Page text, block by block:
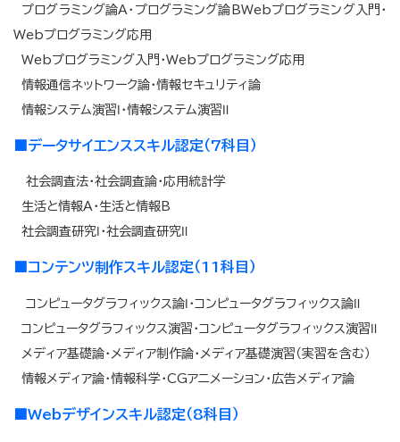
プログラミング論A・プログラミング論BWebプログラミング入門・
Webプログラミング応用
Webプログラミング入門・Webプログラミング応用
情報通信ネットワーク論・情報セキュリティ論
情報システム演習Ⅰ・情報システム演習Ⅱ
データサイエンススキル認定（7科目）
社会調査法・社会調査論・応用統計学
生活と情報A・生活と情報B
社会調査研究Ⅰ・社会調査研究Ⅱ
コンテンツ制作スキル認定（11科目）
コンピュータグラフィックス論Ⅰ・コンピュータグラフィックス論Ⅱ
コンピュータグラフィックス演習・コンピュータグラフィックス演習Ⅱ
メディア基礎論・メディア制作論・メディア基礎演習（実習を含む）
情報メディア論・情報科学・CGアニメーション・広告メディア論
Webデザインスキル認定（8科目）